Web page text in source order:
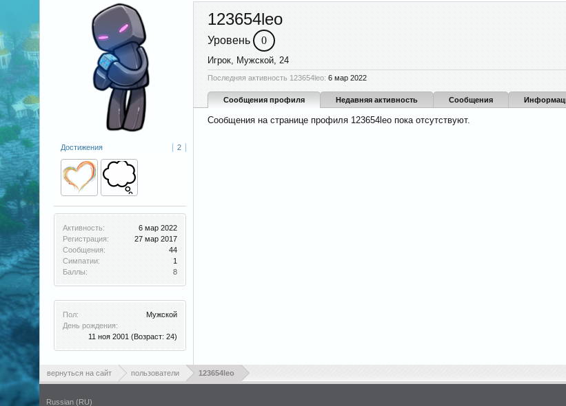
Достижения 2
Активность:
6 мар 2022
Регистрация:
27 мар 2017
Сообщения:
44
Симпатии:
1
Баллы:
8
Пол:
Мужской
День рождения:
11 ноя 2001 (Возраст: 24)
123654leo
Уровень 0
Игрок, Мужской, 24
Последняя активность 123654leo: 6 мар 2022
Сообщения профиля Недавняя активность Сообщения
Сообщения на странице профиля 123654leo пока отсутствуют.
вернуться на сайт пользователи 123654leo
Russian (RU)